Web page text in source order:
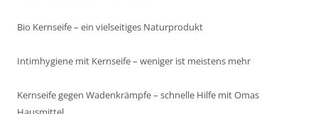
Bio Kernseife – ein vielseitiges Naturprodukt
Intimhygiene mit Kernseife – weniger ist meistens mehr
Kernseife gegen Wadenkrämpfe – schnelle Hilfe mit Omas